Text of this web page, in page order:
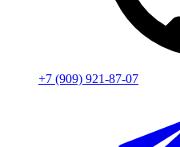
+7 (909) 921-87-07